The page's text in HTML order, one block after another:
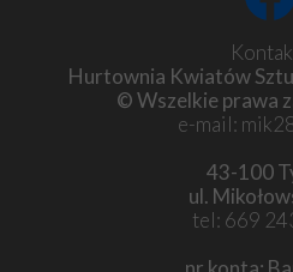
Hurtownia Kwiatów
© Wszelkie prawa
e-mail:
43-100
ul.
tel: 669